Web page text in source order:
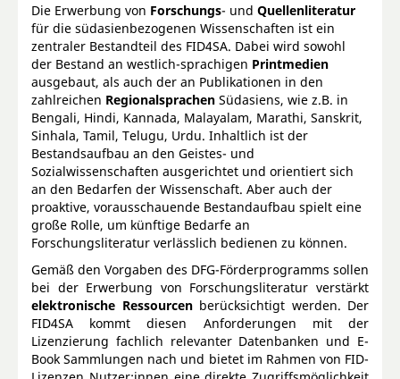
Die Erwerbung von Forschungs- und Quellenliteratur
für die südasienbezogenen Wissenschaften ist ein
zentraler Bestandteil des FID4SA. Dabei wird sowohl
der Bestand an westlich-sprachigen Printmedien
ausgebaut, als auch der an Publikationen in den
zahlreichen Regionalsprachen Südasiens, wie z.B. in
Bengali, Hindi, Kannada, Malayalam, Marathi, Sanskrit,
Sinhala, Tamil, Telugu, Urdu. Inhaltlich ist der
Bestandsaufbau an den Geistes- und
Sozialwissenschaften ausgerichtet und orientiert sich
an den Bedarfen der Wissenschaft. Aber auch der
proaktive, vorausschauende Bestandaufbau spielt eine
große Rolle, um künftige Bedarfe an
Forschungsliteratur verlässlich bedienen zu können.
Gemäß den Vorgaben des DFG-Förderprogramms sollen
bei der Erwerbung von Forschungsliteratur verstärkt
elektronische Ressourcen berücksichtigt werden. Der
FID4SA kommt diesen Anforderungen mit der
Lizenzierung fachlich relevanter Datenbanken und E-
Book Sammlungen nach und bietet im Rahmen von FID-